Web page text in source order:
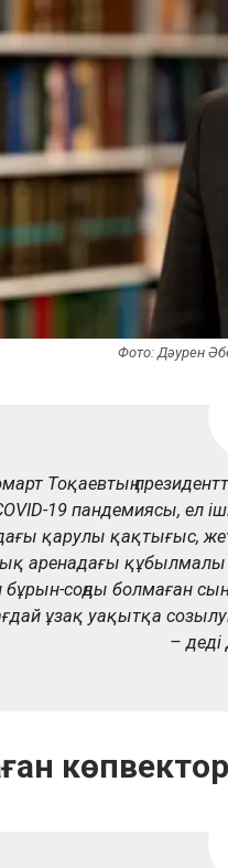
Фото: Дәурен
Тоқаевтың
19 пандемиясы, ел
қарулы қақтығыс,
аренадағы құбылмалы
бұрын-соңды болмаған
ұзақ уақытқа
– деді